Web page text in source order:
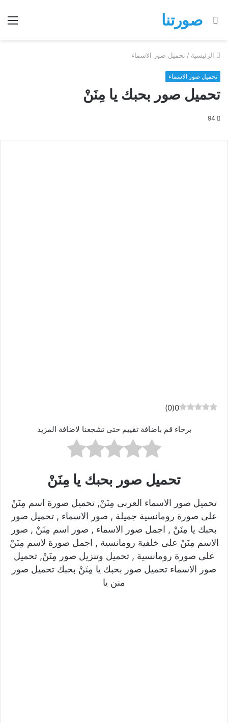
صورتنا
بحث
الرئيسية / تحميل صور الاسماء
تحميل صور الاسماء
تحميل صور بحبك يا مِنَنْ
94
0
(
0
)
برجاء قم باضافة تقييم حتى تشجعنا لاضافة المزيد
تحميل صور بحبك يا مِنَنْ
تحميل صور الاسماء العربى مِنَنْ, تحميل صورة اسم مِنَنْ
على صورة رومانسية جميلة , صور الاسماء , تحميل صور
بحبك يا مِنَنْ , اجمل صور الاسماء , صور اسم مِنَنْ , صور
الاسم مِنَنْ على خلفية رومانسية , اجمل صورة لاسم مِنَنْ
على صورة رومانسية , تحميل وتنزيل صور مِنَنْ, تحميل
صور الاسماء تحميل صور بحبك يا مِنَنْ بحبك تحميل صور
منن يا